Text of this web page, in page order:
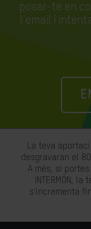
posar-te en
l'email i
La teva
desgravaran el
A més, si portes
INTERMÓN,
s'incrementa